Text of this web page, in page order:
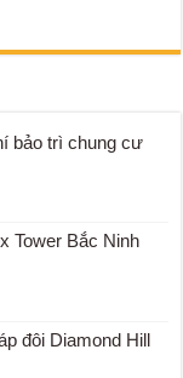
bảo trì chung cư
Tower Bắc Ninh
đôi Diamond Hill